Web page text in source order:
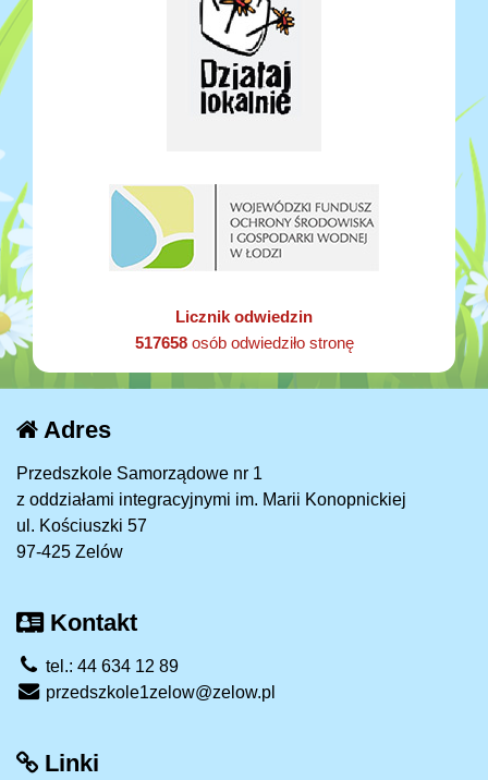
Licznik odwiedzin
517658osób odwiedziło stronę
Adres
Przedszkole Samorządowe nr 1
z oddziałami integracyjnymi im. Marii Konopnickiej
ul. Kościuszki 57
97-425 Zelów
Kontakt
tel.: 44 634 12 89
przedszkole1zelow@zelow.pl
Linki